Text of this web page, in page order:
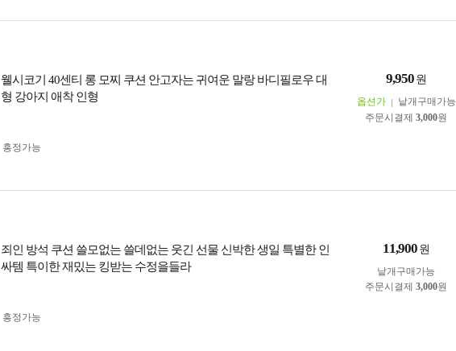
웰시코기 40센티 롱 모찌 쿠션 안고자는 귀여운 말랑 바디필로우 대
형 강아지 애착 인형
9,950 원
옵션가
낱개구매가능
주문시결제 3,000원
흥정가능
죄인 방석 쿠션 쓸모없는 쓸데없는 웃긴 선물 신박한 생일 특별한 인
싸템 특이한 재밌는 킹받는 수정을들라
11,900 원
낱개구매가능
주문시결제 3,000원
흥정가능